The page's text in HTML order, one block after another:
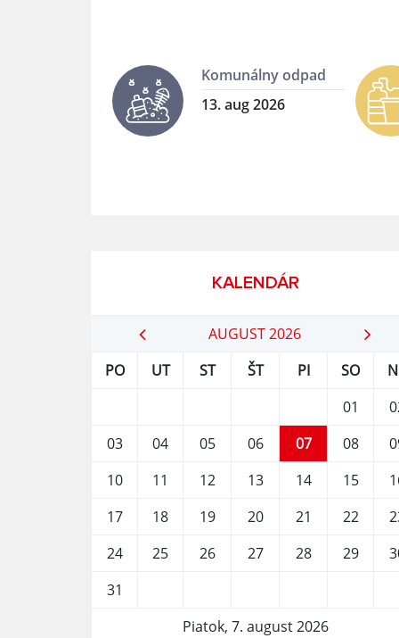
Komunálny odpad
13. aug 2026
KALENDÁR
AUGUST 2026
PO
UT ST ŠT PI SO
01
03
04 05 06 07 08
10
11 12 13 14 15
17
18 19 20 21 22
24
25 26 27 28 29
31
Piatok, 7. august 2026